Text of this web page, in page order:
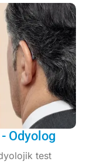
Odyolog
test